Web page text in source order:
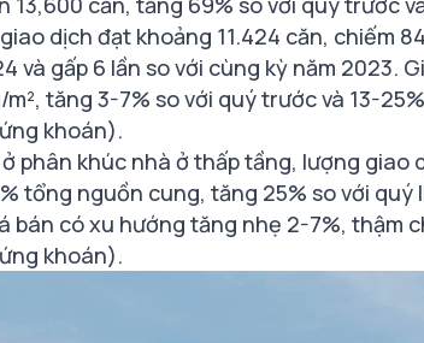
dịch đạt khoảng 11.424 căn, chiếm
và gấp 6 lần so với cùng kỳ năm 2023.
tăng 3-7% so với quý trước và 13-
khoán).
phân khúc nhà ở thấp tầng, lượng giao
tổng nguồn cung, tăng 25% so với quý
bán có xu hướng tăng nhẹ 2-7%, thậm
khoán).